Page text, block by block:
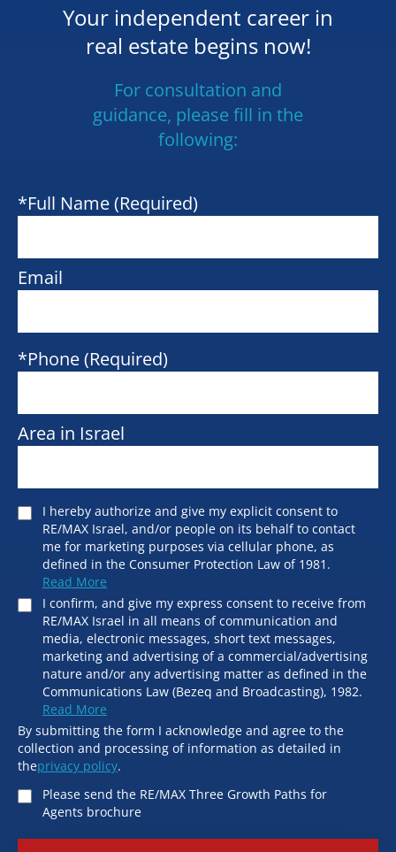
ortaldaka@icloud.com
Your independent career in
real estate begins now!
For consultation and
guidance, please fill in the
following:
*Full Name (Required)
Email
*Phone (Required)
Area in Israel
I hereby authorize and give my explicit consent to
RE/MAX Israel, and/or people on its behalf to contact
me for marketing purposes via cellular phone, as
defined in the Consumer Protection Law of 1981.
Read More
I confirm, and give my express consent to receive from
RE/MAX Israel in all means of communication and
media, electronic messages, short text messages,
marketing and advertising of a commercial/advertising
nature and/or any advertising matter as defined in the
Communications Law (Bezeq and Broadcasting), 1982.
Read More
By submitting the form I acknowledge and agree to the
collection and processing of information as detailed in
theprivacy policy.
Please send the RE/MAX Three Growth Paths for
Agents brochure